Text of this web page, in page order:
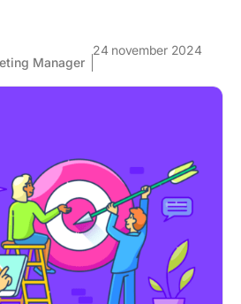
Manager
24 november 2024